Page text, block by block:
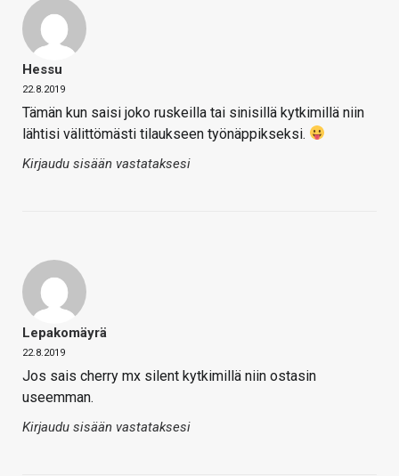
Hessu
22.8.2019
Tämän kun saisi joko ruskeilla tai sinisillä kytkimillä niin
lähtisi välittömästi tilaukseen työnäppikseksi.
Kirjaudu sisään vastataksesi
Lepakomäyrä
22.8.2019
Jos sais cherry mx silent kytkimillä niin ostasin
useemman.
Kirjaudu sisään vastataksesi